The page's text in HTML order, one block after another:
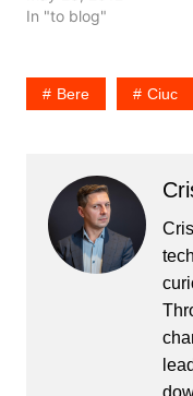
la un chiosc sa-mi iau o
Inaintea mea niste
baieti…
In "to blog"
Bere Ciuc